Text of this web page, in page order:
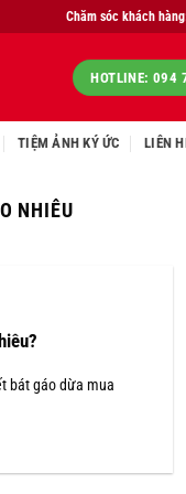
Chăm sóc khách
HOTLINE: 094
TIỆM ẢNH KÝ ỨC LIÊN
NHIÊU
bát gáo dừa mua